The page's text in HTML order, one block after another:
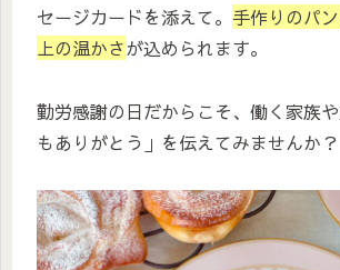
セージカードを添えて。 手作りのパ
上の温かさが込められます。
勤労感謝の日だからこそ、働く家族
もありがとう」を伝えてみませんか？